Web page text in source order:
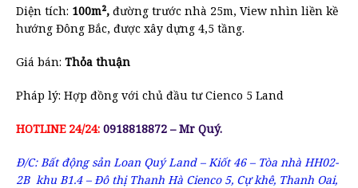
Diện tích: 100m², đường trước nhà 25m, View nhìn liền kề
hướng Đông Bắc, được xây dựng 4,5 tầng.
Giá bán: Thỏa thuận
Pháp lý: Hợp đồng với chủ đầu tư Cienco 5 Land
HOTLINE 24/24: 0918818872 – Mr Quý.
Đ/C: Bất động sản Loan Quý Land – Kiốt 46 – Tòa nhà HH02-
2B khu B1.4 – Đô thị Thanh Hà Cienco 5, Cự khê, Thanh Oai,